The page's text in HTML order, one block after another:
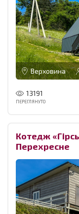
Верховина
13191
ПЕРЕГЛЯНУТО
Котедж
Перехресне